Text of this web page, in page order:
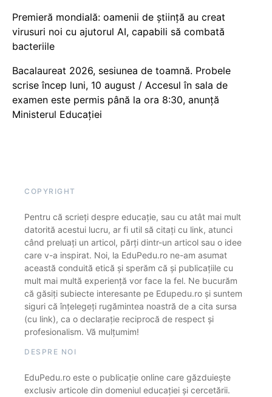
Premieră mondială: oamenii de știință au creat
virusuri noi cu ajutorul AI, capabili să combată
bacteriile
Bacalaureat 2026, sesiunea de toamnă. Probele
scrise încep luni, 10 august / Accesul în sala de
examen este permis până la ora 8:30, anunță
Ministerul Educației
COPYRIGHT
Pentru că scrieți despre educație, sau cu atât mai mult
datorită acestui lucru, ar fi util să citați cu link, atunci
când preluați un articol, părți dintr-un articol sau o idee
care v-a inspirat. Noi, la EduPedu.ro ne-am asumat
această conduită etică și sperăm că și publicațiile cu
mult mai multă experiență vor face la fel. Ne bucurăm
că găsiți subiecte interesante pe Edupedu.ro și suntem
siguri că înțelegeți rugămintea noastră de a cita sursa
(cu link), ca o declarație reciprocă de respect și
profesionalism. Vă mulțumim!
DESPRE NOI
EduPedu.ro este o publicație online care găzduiește
exclusiv articole din domeniul educației și cercetării.